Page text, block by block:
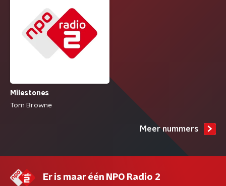
Milestones
Tom Browne
Meer nummers
Er is maar één NPO Radio 2